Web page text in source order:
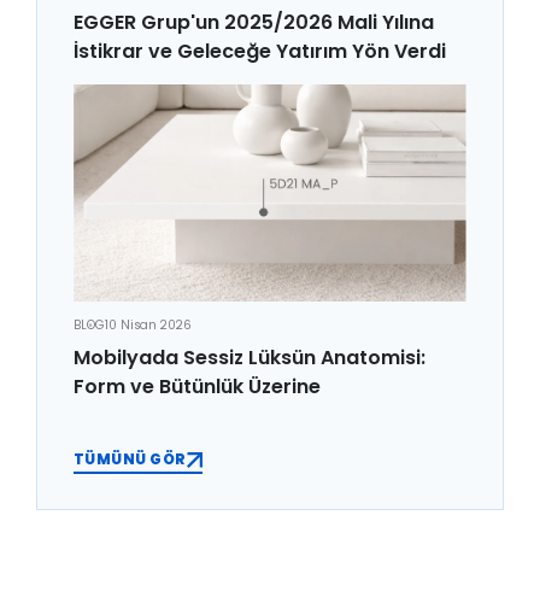
EGGER Grup'un 2025/2026 Mali Yılına
İstikrar ve Geleceğe Yatırım Yön Verdi
BLOG10 Nisan 2026
Mobilyada Sessiz Lüksün Anatomisi:
Form ve Bütünlük Üzerine
TÜMÜNÜ GÖR